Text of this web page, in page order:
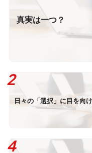
真実は一つ？
日々の「選択」に目を向